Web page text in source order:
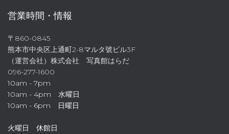
営業時間・情報
〒860-0845
熊本市中央区上通町2-8マルタ號ビル3F
（運営会社）株式会社 写真館はらだ
096-277-1600
10am - 7pm
10am - 4pm 水曜日
10am - 6pm 日曜日
火曜日 休館日